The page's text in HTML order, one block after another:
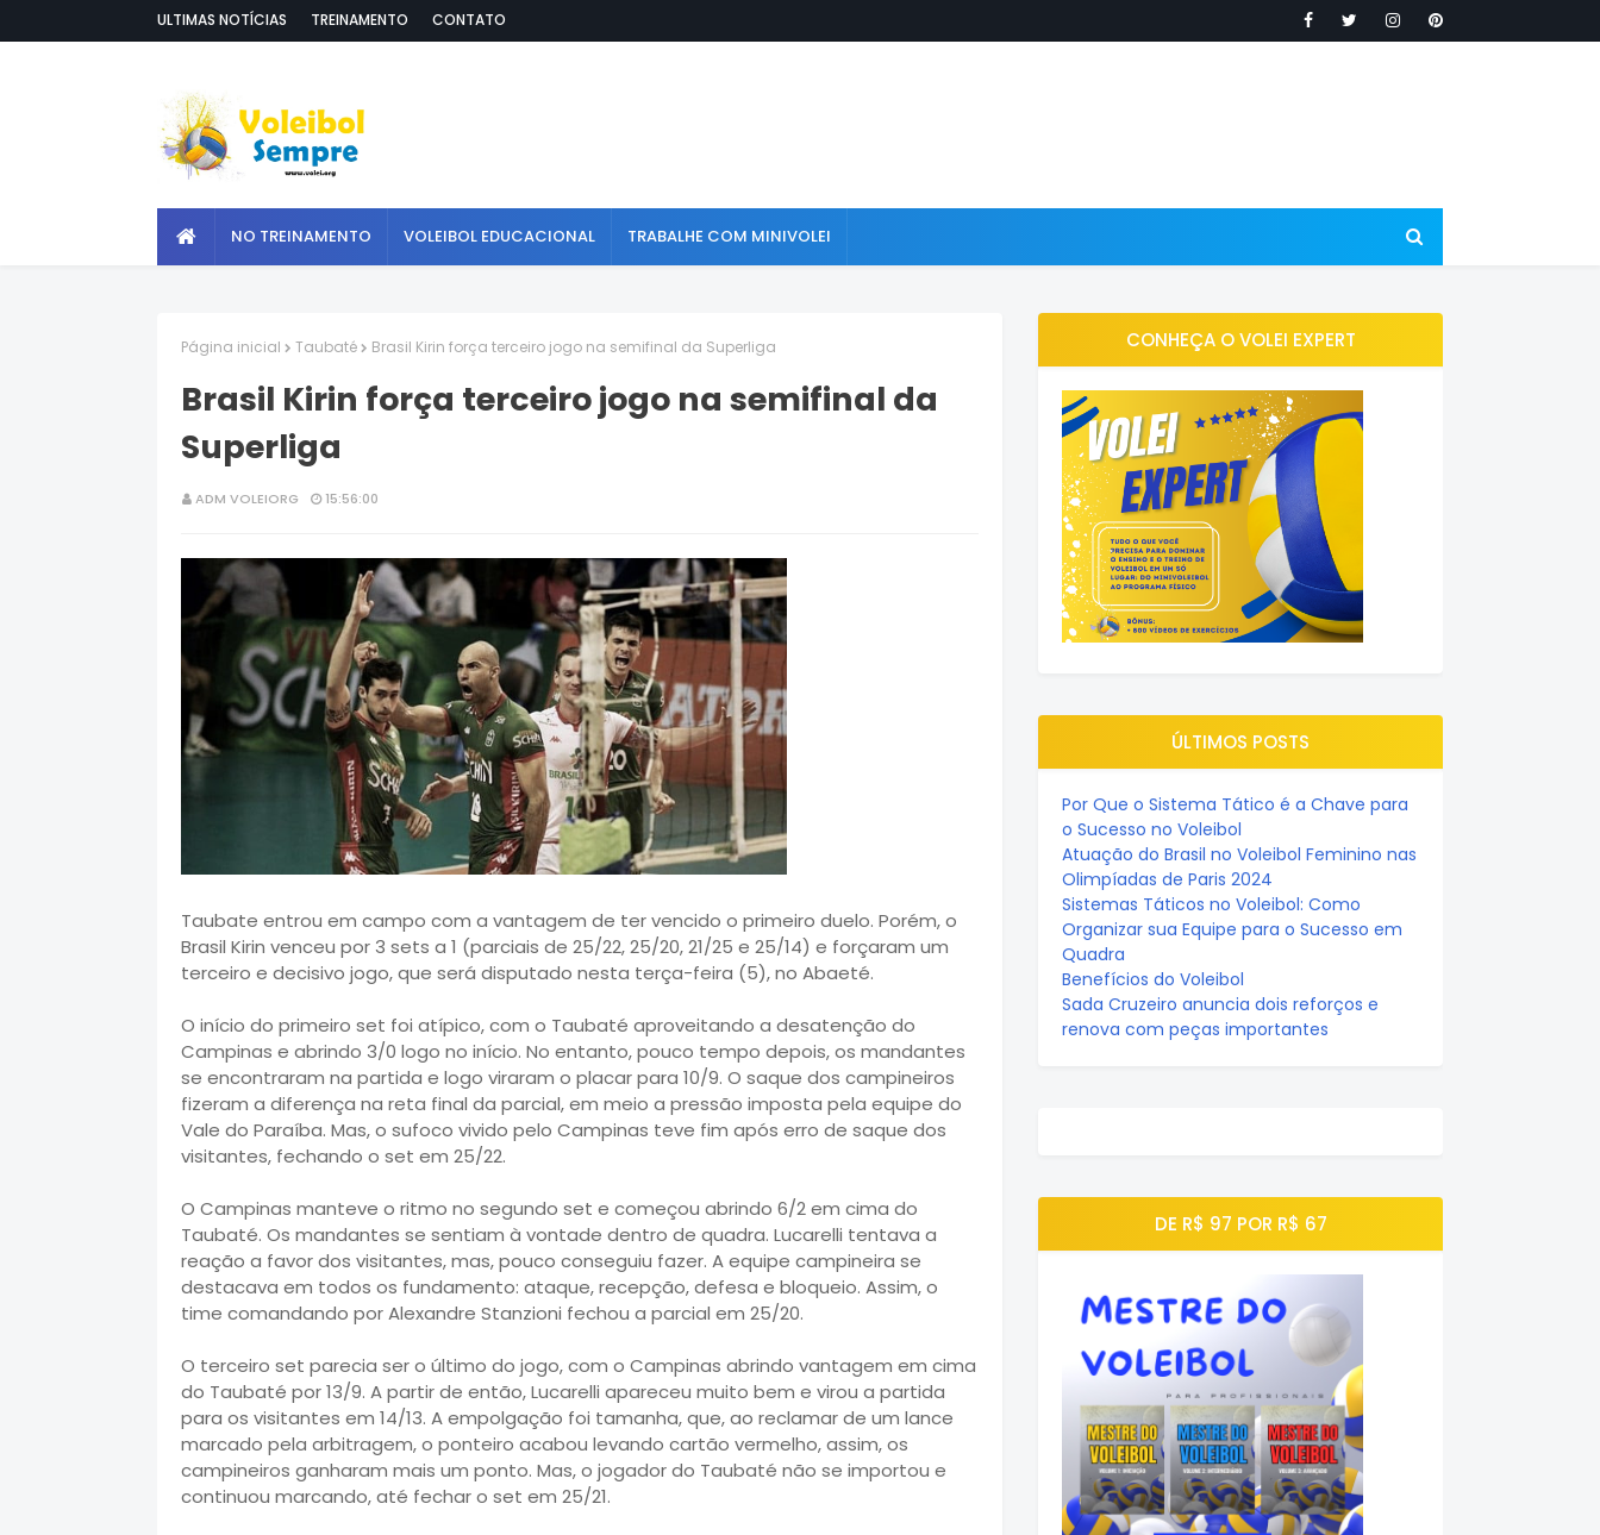
ULTIMAS NOTÍCIAS TREINAMENTO CONTATO
NO TREINAMENTO VOLEIBOL EDUCACIONAL TRABALHE COM MINIVOLEI
Página inicial Taubaté Brasil Kirin força terceiro jogo na semifinal da Superliga
Brasil Kirin força terceiro jogo na semifinal da
Superliga
ADM VOLEIORG 15:56:00
Taubate entrou em campo com a vantagem de ter vencido o primeiro duelo. Porém, o
Brasil Kirin venceu por 3 sets a 1 (parciais de 25/22, 25/20, 21/25 e 25/14) e forçaram um
terceiro e decisivo jogo, que será disputado nesta terça-feira (5), no Abaeté.
O início do primeiro set foi atípico, com o Taubaté aproveitando a desatenção do
Campinas e abrindo 3/0 logo no início. No entanto, pouco tempo depois, os mandantes
se encontraram na partida e logo viraram o placar para 10/9. O saque dos campineiros
fizeram a diferença na reta final da parcial, em meio a pressão imposta pela equipe do
Vale do Paraíba. Mas, o sufoco vivido pelo Campinas teve fim após erro de saque dos
visitantes, fechando o set em 25/22.
O Campinas manteve o ritmo no segundo set e começou abrindo 6/2 em cima do
Taubaté. Os mandantes se sentiam à vontade dentro de quadra. Lucarelli tentava a
reação a favor dos visitantes, mas, pouco conseguiu fazer. A equipe campineira se
destacava em todos os fundamento: ataque, recepção, defesa e bloqueio. Assim, o
time comandando por Alexandre Stanzioni fechou a parcial em 25/20.
O terceiro set parecia ser o último do jogo, com o Campinas abrindo vantagem em cima
do Taubaté por 13/9. A partir de então, Lucarelli apareceu muito bem e virou a partida
para os visitantes em 14/13. A empolgação foi tamanha, que, ao reclamar de um lance
marcado pela arbitragem, o ponteiro acabou levando cartão vermelho, assim, os
campineiros ganharam mais um ponto. Mas, o jogador do Taubaté não se importou e
continuou marcando, até fechar o set em 25/21.
CONHEÇA O VOLEI EXPERT
ÚLTIMOS POSTS
Por Que o Sistema Tático é a Chave para
o Sucesso no Voleibol
Atuação do Brasil no Voleibol Feminino nas
Olimpíadas de Paris 2024
Sistemas Táticos no Voleibol: Como
Organizar sua Equipe para o Sucesso em
Quadra
Benefícios do Voleibol
Sada Cruzeiro anuncia dois reforços e
renova com peças importantes
DE R$ 97 POR R$ 67